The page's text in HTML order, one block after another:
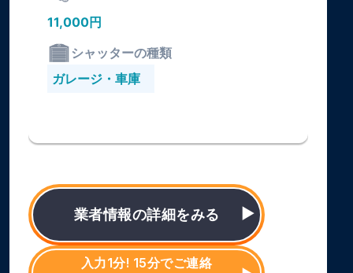
11,000円
シャッターの種類
ガレージ・車庫
業者情報の詳細をみる
入力1分! 15分でご連絡